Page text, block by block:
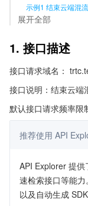
示例1 结束云端混流
展开全部
1. 接口描述
接口请求域名：
接口说明：结束云端
默认接口请求频率限
推荐使用 API
API Explorer 提
速检索接口等能
以及自动生成 SDK